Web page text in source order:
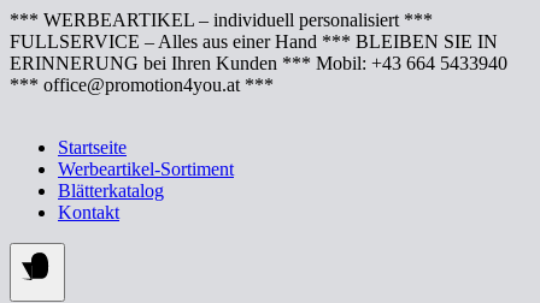
Springe
zum
Inhalt
*** WERBEARTIKEL – individuell personalisiert ***
FULLSERVICE – Alles aus einer Hand *** BLEIBEN SIE IN
ERINNERUNG bei Ihren Kunden *** Mobil: +43 664 5433940
*** office@promotion4you.at ***
Startseite
Werbeartikel-Sortiment
Blätterkatalog
Kontakt